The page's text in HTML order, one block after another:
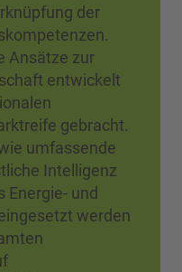
der
Ansätze zur
entwickelt
gebracht.
umfassende
Intelligenz
Energie- und
werden